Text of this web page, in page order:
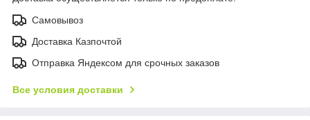
Самовывоз
Доставка Казпочтой
Отправка Яндексом для срочных заказов
Все условия доставки